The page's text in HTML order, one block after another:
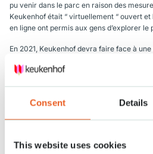
Consent Details
This website uses cookies
pu venir dans le parc en raison des
Keukenhof était “ virtuellement “ ouvert
en ligne ont permis aux gens d’explorer le
En 2021, Keukenhof devra faire face à
mesures Corona. Le parc n’attend que
ont visité Keukenhof en 2019.
portes aux visiteurs pour la 72
fois. Huit
fournissent les bulbes à Keukenhof et six